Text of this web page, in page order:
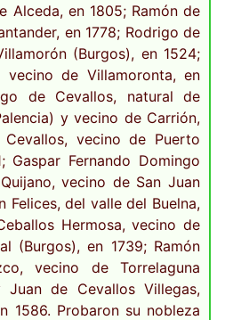
Alceda, en 1805; Ramón de
en 1778; Rodrigo de
(Burgos), en 1524;
vecino de Villamoronta, en
de Cevallos, natural de
y vecino de Carrión,
vecino de Puerto
Gaspar Fernando Domingo
vecino de San Juan
Felices, del valle del Buelna,
Hermosa, vecino de
(Burgos), en 1739; Ramón
vecino de Torrelaguna
de Cevallos Villegas,
1586. Probaron su nobleza